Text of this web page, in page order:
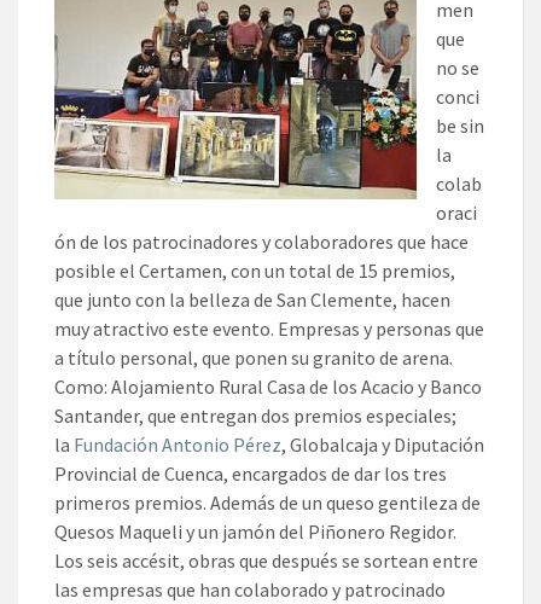
men
que
no se
conci
be sin
la
colab
oraci
ón de los patrocinadores y colaboradores que hace
posible el Certamen, con un total de 15 premios,
que junto con la belleza de San Clemente, hacen
muy atractivo este evento. Empresas y personas que
a título personal, que ponen su granito de arena.
Como: Alojamiento Rural Casa de los Acacio y Banco
Santander, que entregan dos premios especiales;
la Fundación Antonio Pérez, Globalcaja y Diputación
Provincial de Cuenca, encargados de dar los tres
primeros premios. Además de un queso gentileza de
Quesos Maqueli y un jamón del Piñonero Regidor.
Los seis accésit, obras que después se sortean entre
las empresas que han colaborado y patrocinado